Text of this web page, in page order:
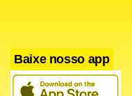
Baixe nosso app